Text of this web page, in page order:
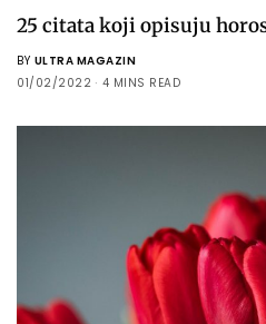
25 citata koji opisuju
BY ULTRA MAGAZIN
01/02/2022
4 MINS READ